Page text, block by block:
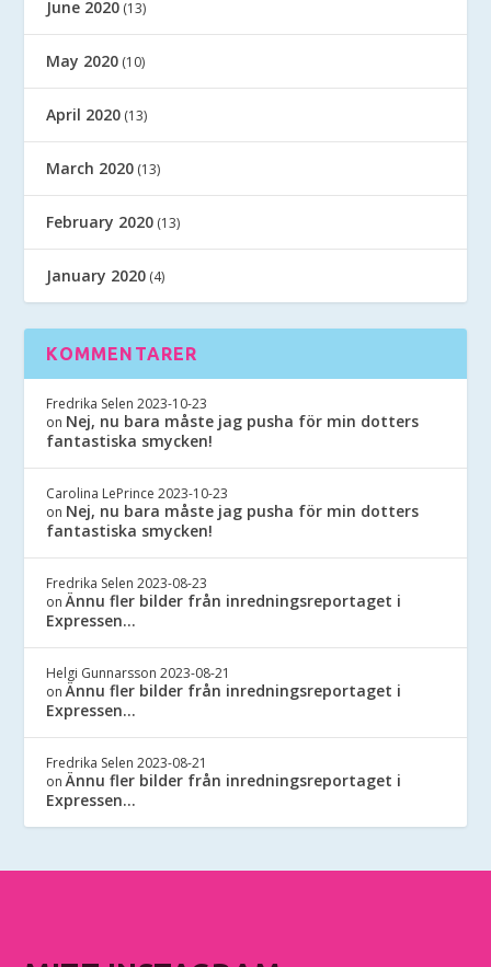
June 2020 (13)
May 2020 (10)
April 2020 (13)
March 2020 (13)
February 2020 (13)
January 2020 (4)
KOMMENTARER
Fredrika Selen 2023-10-23
on Nej, nu bara måste jag pusha för min dotters
fantastiska smycken!
Carolina LePrince 2023-10-23
on Nej, nu bara måste jag pusha för min dotters
fantastiska smycken!
Fredrika Selen 2023-08-23
onÄnnu fler bilder från inredningsreportaget i
Expressen…
Helgi Gunnarsson 2023-08-21
onÄnnu fler bilder från inredningsreportaget i
Expressen…
Fredrika Selen 2023-08-21
onÄnnu fler bilder från inredningsreportaget i
Expressen…